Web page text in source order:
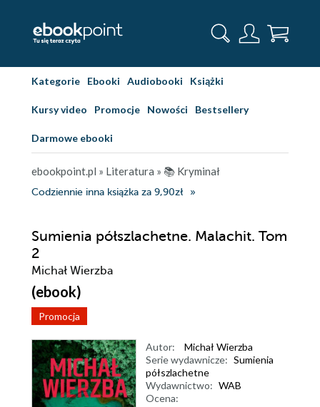
Kategorie Ebooki Audiobooki Książki
Kursy video Promocje Nowości Bestsellery
Darmowe ebooki
ebookpoint.pl » Literatura » 📚 Kryminał
Codziennie inna książka za 9,90zł
Sumienia półszlachetne. Malachit. Tom
2
Michał Wierzba
(ebook)
Promocja
Autor:
Michał Wierzba
Serie wydawnicze: Sumienia
półszlachetne
Wydawnictwo: WAB
Ocena: